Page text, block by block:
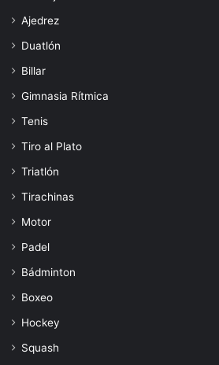
Ajedrez
Duatlón
Billar
Gimnasia Rítmica
Tenis
Tiro al Plato
Triatlón
Tirachinas
Motor
Padel
Bádminton
Boxeo
Hockey
Squash